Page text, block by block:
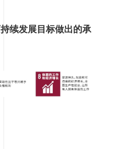
续发展目标做出的承